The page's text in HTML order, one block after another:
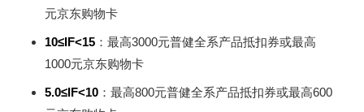
元京东购物卡
10≤IF<15 ：最高3000元普健全系产品抵扣券或最高
1000元京东购物卡
5.0≤IF<10 ：最高800元普健全系产品抵扣券或最高600